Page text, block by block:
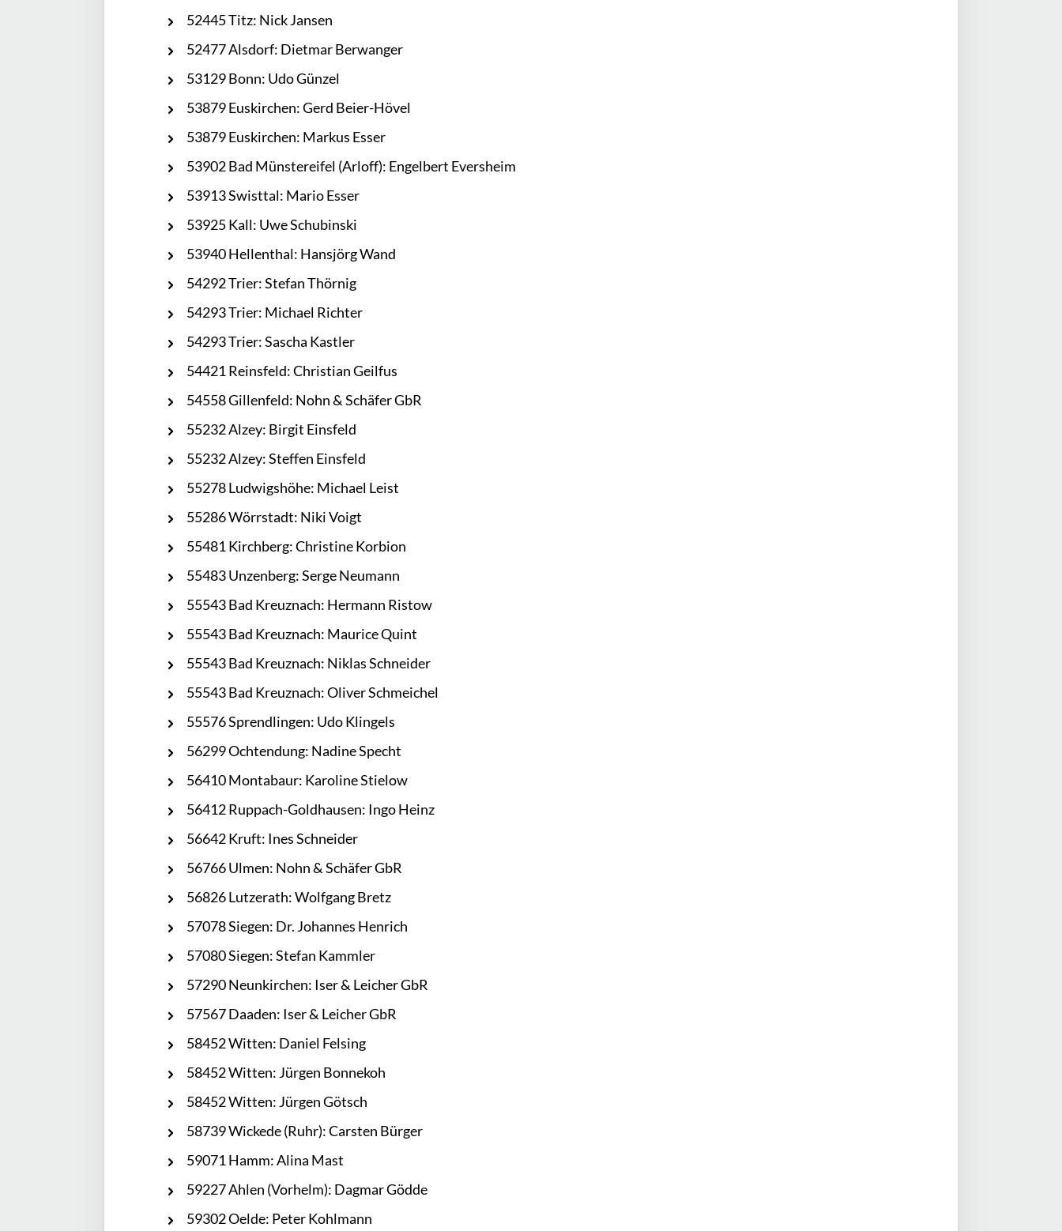
52445 Titz: Nick Jansen
52477 Alsdorf: Dietmar Berwanger
53129 Bonn: Udo Günzel
53879 Euskirchen: Gerd Beier-Hövel
53879 Euskirchen: Markus Esser
53902 Bad Münstereifel (Arloff): Engelbert Eversheim
53913 Swisttal: Mario Esser
53925 Kall: Uwe Schubinski
53940 Hellenthal: Hansjörg Wand
54292 Trier: Stefan Thörnig
54293 Trier: Michael Richter
54293 Trier: Sascha Kastler
54421 Reinsfeld: Christian Geilfus
54558 Gillenfeld: Nohn & Schäfer GbR
55232 Alzey: Birgit Einsfeld
55232 Alzey: Steffen Einsfeld
55278 Ludwigshöhe: Michael Leist
55286 Wörrstadt: Niki Voigt
55481 Kirchberg: Christine Korbion
55483 Unzenberg: Serge Neumann
55543 Bad Kreuznach: Hermann Ristow
55543 Bad Kreuznach: Maurice Quint
55543 Bad Kreuznach: Niklas Schneider
55543 Bad Kreuznach: Oliver Schmeichel
55576 Sprendlingen: Udo Klingels
56299 Ochtendung: Nadine Specht
56410 Montabaur: Karoline Stielow
56412 Ruppach-Goldhausen: Ingo Heinz
56642 Kruft: Ines Schneider
56766 Ulmen: Nohn & Schäfer GbR
56826 Lutzerath: Wolfgang Bretz
57078 Siegen: Dr. Johannes Henrich
57080 Siegen: Stefan Kammler
57290 Neunkirchen: Iser & Leicher GbR
57567 Daaden: Iser & Leicher GbR
58452 Witten: Daniel Felsing
58452 Witten: Jürgen Bonnekoh
58452 Witten: Jürgen Götsch
58739 Wickede (Ruhr): Carsten Bürger
59071 Hamm: Alina Mast
59227 Ahlen (Vorhelm): Dagmar Gödde
59302 Oelde: Peter Kohlmann